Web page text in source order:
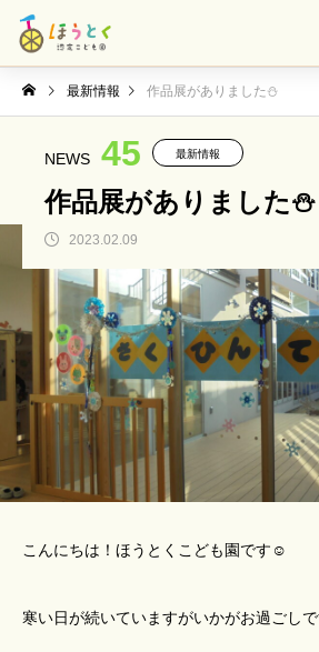
最新情報 作品展がありました⛄
NEWS 45 最新情報
作品展がありました⛄
2023.02.09
こんにちは！ほうとくこども園です☺
寒い日が続いていますがいかがお過ごしで